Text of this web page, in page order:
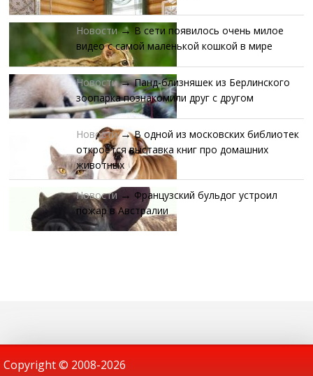
Новости → В сети появилось очень милое
видео с самой маленькой кошкой в мире
Новости → Панд-близняшек из Берлинского
зоопарка познакомили друг с другом
Новости → В одной из московских библиотек
откроется выставка книг про домашних
животных
Новости → Французский бульдог устроил
пожар в Австралии
Copyright © 2008-2026